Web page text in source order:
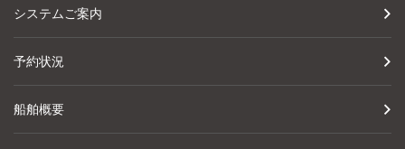
システムご案内
予約状況
船舶概要